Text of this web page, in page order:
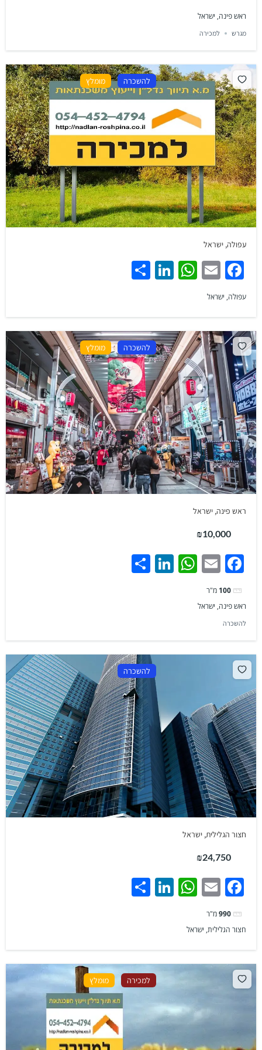
ראש פינה, ישראל
מגרש למכירה
להשכרה מומלץ
עפולה, ישראל
Facebook
Email
WhatsApp
LinkedIn
Share
עפולה, ישראל
להשכרה מומלץ
ראש פינה, ישראל
₪10,000
Facebook
Email
WhatsApp
LinkedIn
Share
100מ"ר
ראש פינה, ישראל
להשכרה
להשכרה
חצור הגלילית, ישראל
₪24,750
Facebook
Email
WhatsApp
LinkedIn
Share
990מ"ר
חצור הגלילית, ישראל
למכירה מומלץ